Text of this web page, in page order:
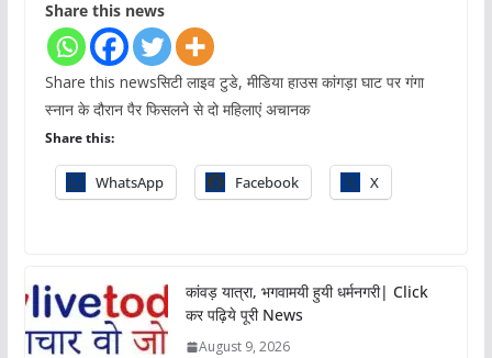
Share this news
Share this newsसिटी लाइव टुडे, मीडिया हाउस कांगड़ा घाट पर गंगा
स्नान के दौरान पैर फिसलने से दो महिलाएं अचानक
Share this:
WhatsApp Facebook X
कांवड़ यात्रा, भगवामयी हुयी धर्मनगरी| Click
कर पढ़िये पूरी News
August 9, 2026